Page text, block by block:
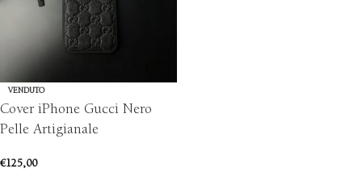
VENDUTO
Cover iPhone Gucci Nero
Pelle Artigianale
€125,00